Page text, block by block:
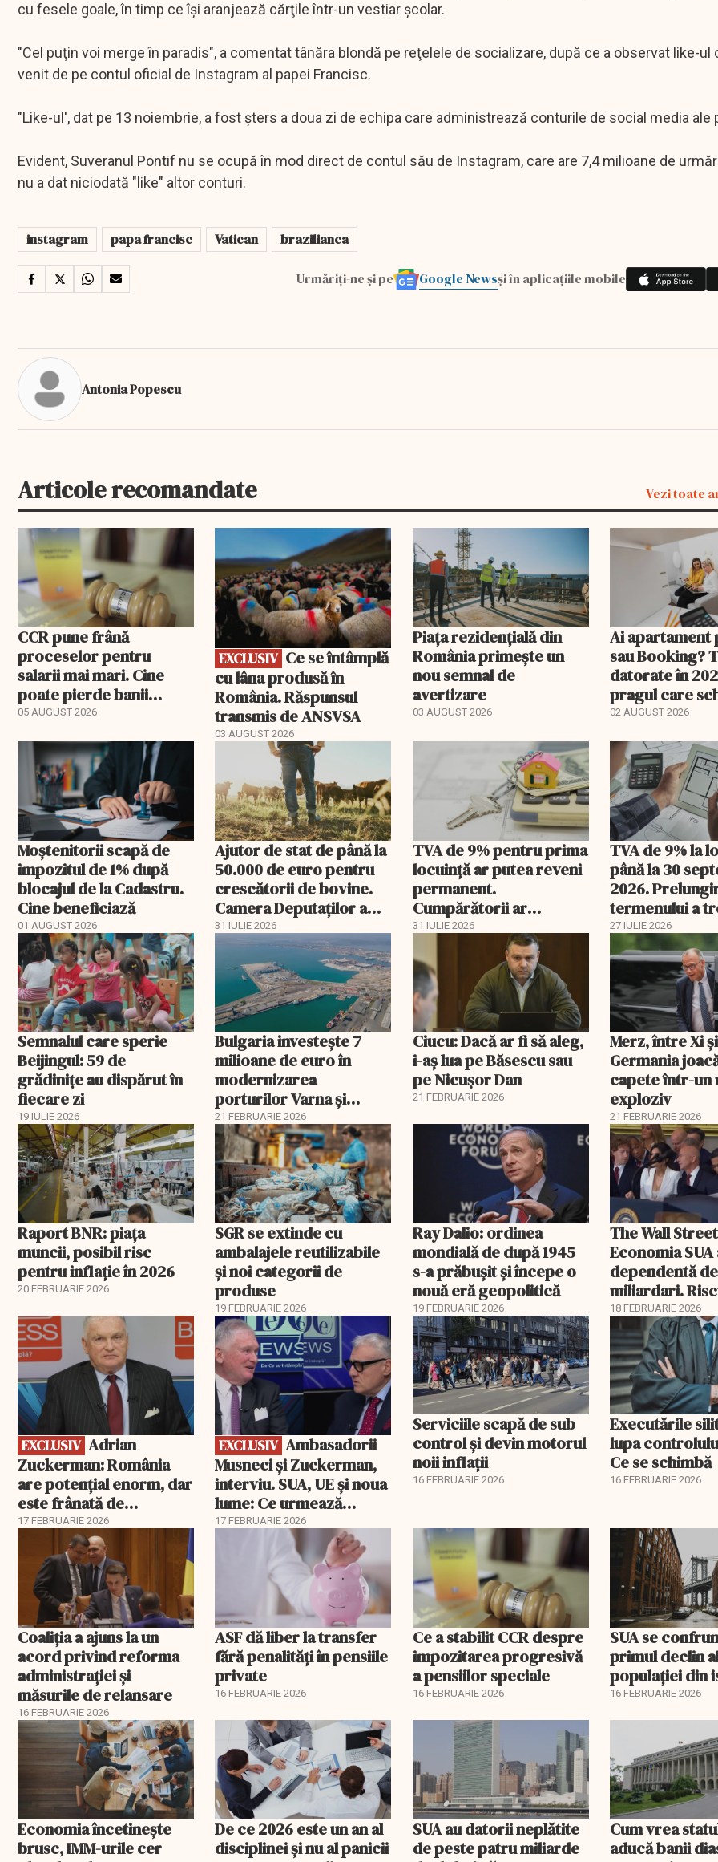
cu fesele goale, în timp ce îşi aranjează cărţile într-un vestiar şcolar.
"Cel puţin voi merge în paradis", a comentat tânăra blondă pe reţelele de socializare, după ce a observat like-ul
venit de pe contul oficial de Instagram al papei Francisc.
"Like-ul', dat pe 13 noiembrie, a fost şters a doua zi de echipa care administrează conturile de social media ale
Evident, Suveranul Pontif nu se ocupă în mod direct de contul său de Instagram, care are 7,4 milioane de
nu a dat niciodată "like" altor conturi.
instagram papa francisc Vatican brazilianca
Urmăriți-ne și pe Google Newsși în aplicațiile mobile
Antonia Popescu
Articole recomandate Vezi toate
CCR pune frână
proceselor pentru
salarii mai mari. Cine
poate pierde banii
ceruți statului
05 AUGUST 2026
EXCLUSIV
EXCLUSIV
cu lâna produsă în
România. Răspunsul
transmis de ANSVSA
03 AUGUST 2026
Piața rezidențială din
România primește un
nou semnal de
avertizare
03 AUGUST 2026
Ai apartament
sau Booking?
datorate în
pragul care
regimul fiscal
02 AUGUST 2026
Moștenitorii scapă de
impozitul de 1% după
blocajul de la Cadastru.
Cine beneficiază
01 AUGUST 2026
Ajutor de stat de până la
50.000 de euro pentru
crescătorii de bovine.
Camera Deputaților a
aprobat schema
31 IULIE 2026
TVA de 9% pentru prima
locuință ar putea reveni
permanent.
Cumpărătorii ar
economisi zeci de mii de
31 IULIE 2026
TVA de 9% la
până la 30
2026.
termenului a
comisia din
27 IULIE 2026
Semnalul care sperie
Beijingul: 59 de
grădinițe au dispărut în
fiecare zi
19 IULIE 2026
Bulgaria investește 7
milioane de euro în
modernizarea
porturilor Varna și
Burgas
21 FEBRUARIE 2026
Ciucu: Dacă ar fi să aleg,
i-aș lua pe Băsescu sau
pe Nicușor Dan
21 FEBRUARIE 2026
Merz, între Xi
Germania
capete într-un
exploziv
21 FEBRUARIE 2026
Raport BNR: piața
muncii, posibil risc
pentru inflație în 2026
20 FEBRUARIE 2026
SGR se extinde cu
ambalajele reutilizabile
și noi categorii de
produse
19 FEBRUARIE 2026
Ray Dalio: ordinea
mondială de după 1945
s-a prăbușit și începe o
nouă eră geopolitică
19 FEBRUARIE 2026
The Wall
Economia
dependentă de
miliardari.
pentru burse
18 FEBRUARIE 2026
EXCLUSIV
EXCLUSIV
Zuckerman: România
are potențial enorm, dar
este frânată de
corupție, companii de
stat și influența
propagandei ruse
17 FEBRUARIE 2026
EXCLUSIV
EXCLUSIV Ambasadorii
Musneci și Zuckerman,
interviu. SUA, UE și noua
lume: Ce urmează
pentru România
17 FEBRUARIE 2026
Serviciile scapă de sub
control și devin motorul
noii inflații
16 FEBRUARIE 2026
Executările
lupa
Ce se schimbă
16 FEBRUARIE 2026
Coaliția a ajuns la un
acord privind reforma
administrației și
măsurile de relansare
16 FEBRUARIE 2026
ASF dă liber la transfer
fără penalități în pensiile
private
16 FEBRUARIE 2026
Ce a stabilit CCR despre
impozitarea progresivă
a pensiilor speciale
16 FEBRUARIE 2026
SUA se
primul declin
populației din
16 FEBRUARIE 2026
Economia încetinește
brusc, IMM-urile cer
De ce 2026 este un an al
disciplinei și nu al panicii
SUA au datorii neplătite
de peste patru miliarde
Cum vrea
aducă banii